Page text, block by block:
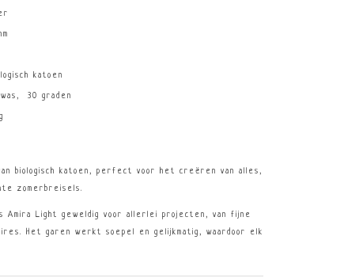
katoen
30 graden
biologisch katoen, perfect voor het creëren van alles,
zomerbreisels.
Light geweldig voor allerlei projecten, van fijne
Het garen werkt soepel en gelijkmatig, waardoor elk